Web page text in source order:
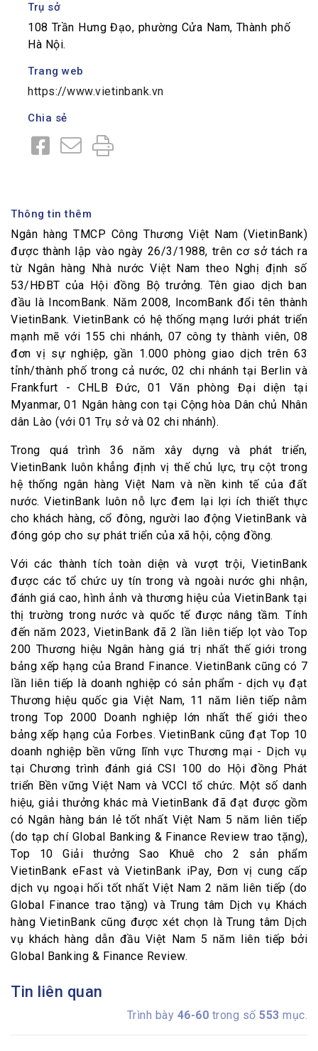
Trụ sở
108 Trần Hưng Đạo, phường Cửa Nam, Thành phố
Hà Nội.
Trang web
https://www.vietinbank.vn
Chia sẻ
Thông tin thêm
Ngân hàng TMCP Công Thương Việt Nam (VietinBank)
được thành lập vào ngày 26/3/1988, trên cơ sở tách ra
từ Ngân hàng Nhà nước Việt Nam theo Nghị định số
53/HĐBT của Hội đồng Bộ trưởng. Tên giao dịch ban
đầu là IncomBank. Năm 2008, IncomBank đổi tên thành
VietinBank. VietinBank có hệ thống mạng lưới phát triển
mạnh mẽ với 155 chi nhánh, 07 công ty thành viên, 08
đơn vị sự nghiệp, gần 1.000 phòng giao dịch trên 63
tỉnh/thành phố trong cả nước, 02 chi nhánh tại Berlin và
Frankfurt - CHLB Đức, 01 Văn phòng Đại diện tại
Myanmar, 01 Ngân hàng con tại Cộng hòa Dân chủ Nhân
dân Lào (với 01 Trụ sở và 02 chi nhánh).
Trong quá trình 36 năm xây dựng và phát triển,
VietinBank luôn khẳng định vị thế chủ lực, trụ cột trong
hệ thống ngân hàng Việt Nam và nền kinh tế của đất
nước. VietinBank luôn nỗ lực đem lại lợi ích thiết thực
cho khách hàng, cổ đông, người lao động VietinBank và
đóng góp cho sự phát triển của xã hội, cộng đồng.
Với các thành tích toàn diện và vượt trội, VietinBank
được các tổ chức uy tín trong và ngoài nước ghi nhận,
đánh giá cao, hình ảnh và thương hiệu của VietinBank tại
thị trường trong nước và quốc tế được nâng tầm. Tính
đến năm 2023, VietinBank đã 2 lần liên tiếp lọt vào Top
200 Thương hiệu Ngân hàng giá trị nhất thế giới trong
bảng xếp hạng của Brand Finance. VietinBank cũng có 7
lần liên tiếp là doanh nghiệp có sản phẩm - dịch vụ đạt
Thương hiệu quốc gia Việt Nam, 11 năm liên tiếp nằm
trong Top 2000 Doanh nghiệp lớn nhất thế giới theo
bảng xếp hạng của Forbes. VietinBank cũng đạt Top 10
doanh nghiệp bền vững lĩnh vực Thương mại - Dịch vụ
tại Chương trình đánh giá CSI 100 do Hội đồng Phát
triển Bền vững Việt Nam và VCCI tổ chức. Một số danh
hiệu, giải thưởng khác mà VietinBank đã đạt được gồm
có Ngân hàng bán lẻ tốt nhất Việt Nam 5 năm liên tiếp
(do tạp chí Global Banking & Finance Review trao tặng),
Top 10 Giải thưởng Sao Khuê cho 2 sản phẩm
VietinBank eFast và VietinBank iPay, Đơn vị cung cấp
dịch vụ ngoại hối tốt nhất Việt Nam 2 năm liên tiếp (do
Global Finance trao tặng) và Trung tâm Dịch vụ Khách
hàng VietinBank cũng được xét chọn là Trung tâm Dịch
vụ khách hàng dẫn đầu Việt Nam 5 năm liên tiếp bởi
Global Banking & Finance Review.
Tin liên quan
Trình bày 46-60 trong số 553 mục.